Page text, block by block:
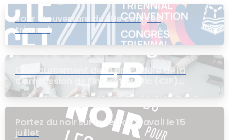
Jour d’ouverture du 20e congrès
triennal
Contournement de la procédure de la
Commission de l’intérêt public (CIP)
pour le groupe EB
Portez du noir sur le lieu de travail le 15
juillet